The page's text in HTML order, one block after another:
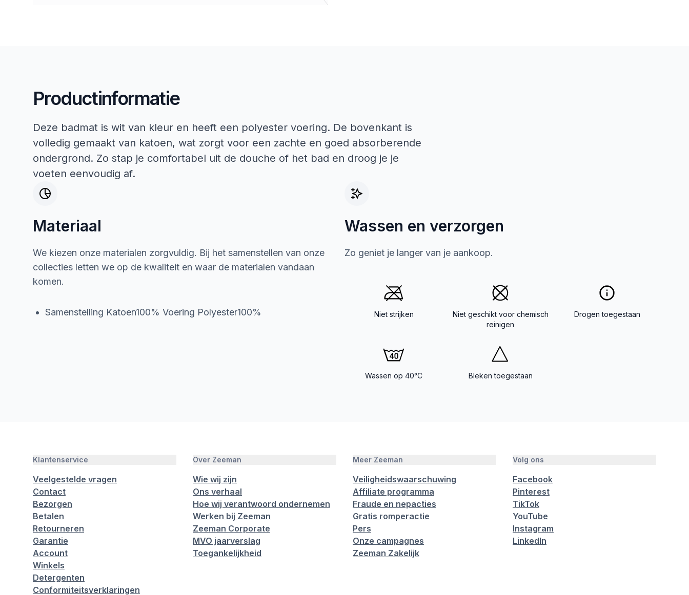
Productinformatie
Deze badmat is wit van kleur en heeft een polyester voering. De bovenkant is
volledig gemaakt van katoen, wat zorgt voor een zachte en goed absorberende
ondergrond. Zo stap je comfortabel uit de douche of het bad en droog je je
voeten eenvoudig af.
Materiaal
We kiezen onze materialen zorgvuldig. Bij het samenstellen van onze
collecties letten we op de kwaliteit en waar de materialen vandaan
komen.
Samenstelling Katoen100% Voering Polyester100%
Wassen en verzorgen
Zo geniet je langer van je aankoop.
Niet strijken
Niet geschikt voor chemisch
reinigen
Drogen toegestaan
Wassen op 40°C Bleken toegestaan
Klantenservice
Veelgestelde vragen
Contact
Bezorgen
Betalen
Retourneren
Garantie
Account
Winkels
Detergenten
Conformiteitsverklaringen
Over Zeeman
Wie wij zijn
Ons verhaal
Hoe wij verantwoord ondernemen
Werken bij Zeeman
Zeeman Corporate
MVO jaarverslag
Toegankelijkheid
Meer Zeeman
Veiligheidswaarschuwing
Affiliate programma
Fraude en nepacties
Gratis romperactie
Pers
Onze campagnes
Zeeman Zakelijk
Volg ons
Facebook
Pinterest
TikTok
YouTube
Instagram
LinkedIn